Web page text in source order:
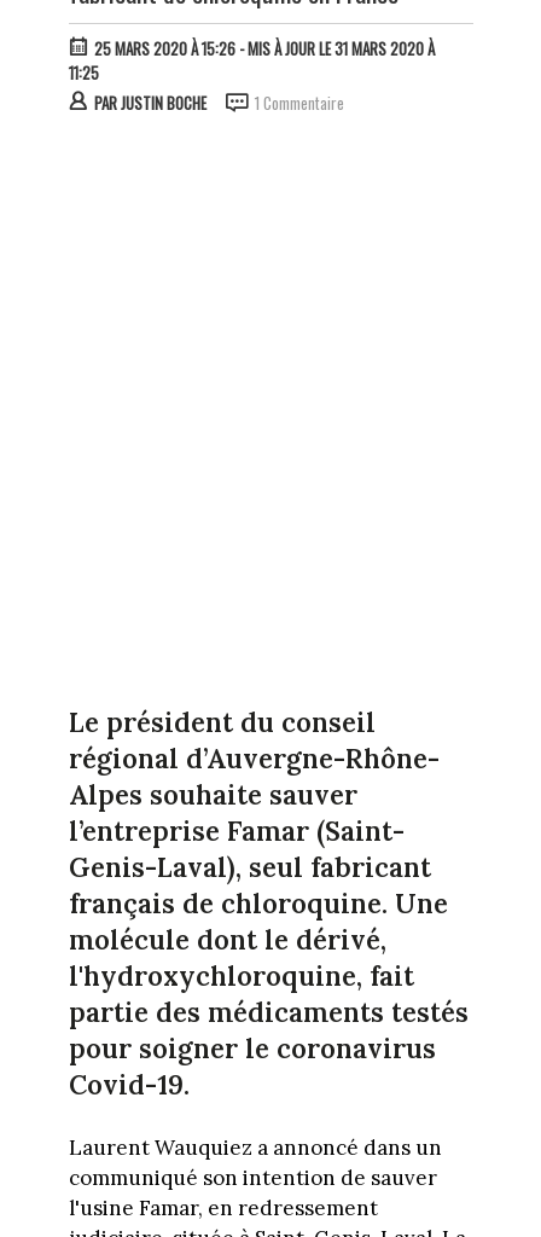
25 MARS 2020 À 15:26- MIS À JOUR LE 31 MARS 2020 À
11:25
PARJUSTIN BOCHE 1 Commentaire
Le président du conseil
régional d’Auvergne-Rhône-
Alpes souhaite sauver
l’entreprise Famar (Saint-
Genis-Laval), seul fabricant
français de chloroquine. Une
molécule dont le dérivé,
l'hydroxychloroquine, fait
partie des médicaments testés
pour soigner le coronavirus
Covid-19.
Laurent Wauquiez a annoncé dans un
communiqué son intention de sauver
l'usine Famar, en redressement